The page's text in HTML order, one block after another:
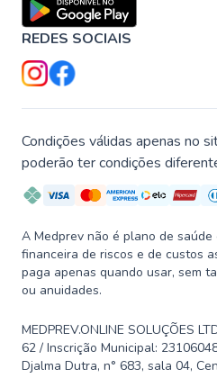
REDES SOCIAIS
Condições válidas apenas no
poderão ter condições
A Medprev não é plano de
financeira de riscos e de custos
paga apenas quando usar, sem
ou anuidades.
MEDPREV.ONLINE SOLUÇÕES
62 / Inscrição Municipal:
Djalma Dutra, n° 683, sala 04,